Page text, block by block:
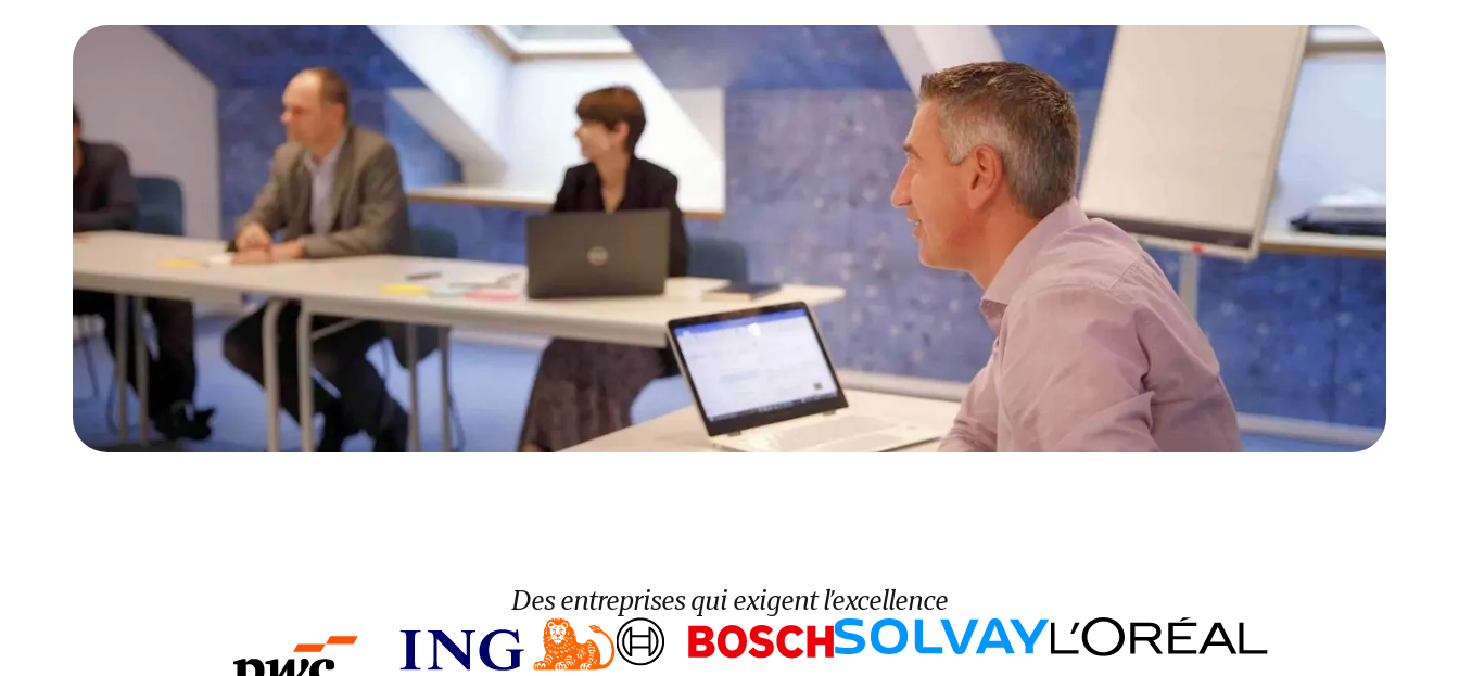
Des entreprises qui exigent l’excellence